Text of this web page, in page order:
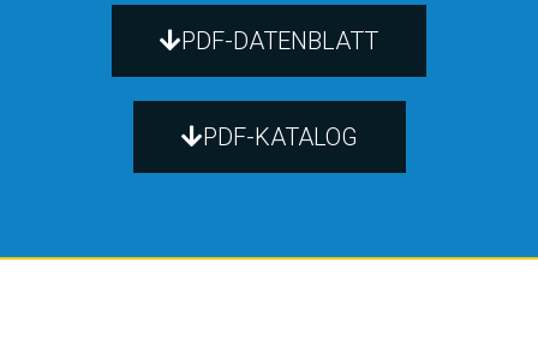
PDF-DATENBLATT
PDF-KATALOG